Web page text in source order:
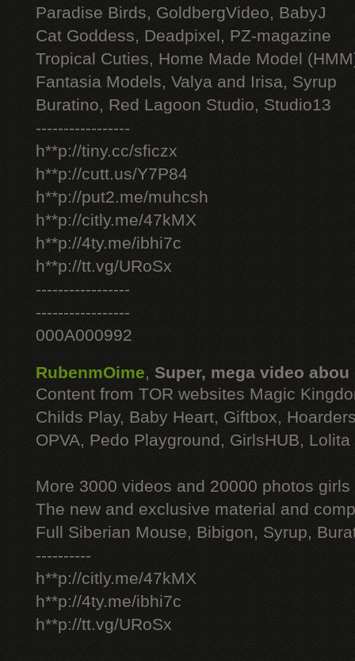
Paradise Birds, GoldbergVideo, BabyJ
Cat Goddess, Deadpixel, PZ-magazine
Tropical Cuties, Home Made Model
Fantasia Models, Valya and Irisa, Syrup
Buratino, Red Lagoon Studio, Studio13
-----------------
h**p://tiny.cc/sficzx
h**p://cutt.us/Y7P84
h**p://put2.me/muhcsh
h**p://citly.me/47kMX
h**p://4ty.me/ibhi7c
h**p://tt.vg/URoSx
-----------------
-----------------
000A000992
RubenmOime, Super, mega video abou
Content from TOR websites Magic
Childs Play, Baby Heart, Giftbox,
OPVA, Pedo Playground, GirlsHUB, Lolita
More 3000 videos and 20000 photos
The new and exclusive material and
Full Siberian Mouse, Bibigon, Syrup,
----------
h**p://citly.me/47kMX
h**p://4ty.me/ibhi7c
h**p://tt.vg/URoSx